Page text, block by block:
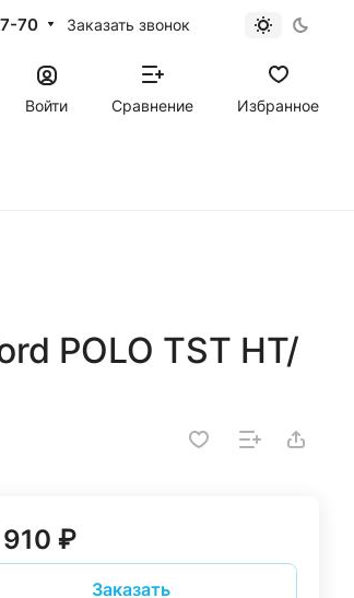
70 Заказать звонок
Войти
Сравнение Избранное
POLO TST HT/
₽
Заказать